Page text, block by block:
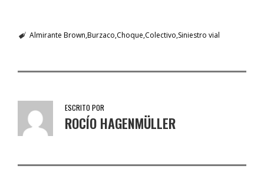
Almirante Brown Burzaco Choque Colectivo Siniestro vial
ESCRITO POR
ROCÍO HAGENMÜLLER